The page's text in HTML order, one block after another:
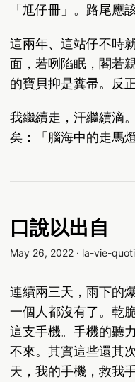
「尪仔冊」。路尾應
這兩年、這站仔不時
面，若咧陷眠，閣若
的寶貝抑是糞帚。反
我繼續走，汗繼續滴
矣：「腦海中的走馬
口說以出自
May 26, 2022 · la-vie-
連續兩三天，雨下的
一個人都沒有了。乾
這支手機。手機的聽
不來。其實這些還其
天，我的手機，救我